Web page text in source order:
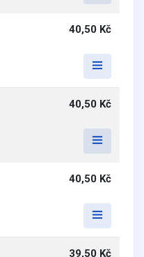
40,50 Kč
40,50 Kč
40,50 Kč
39,50 Kč